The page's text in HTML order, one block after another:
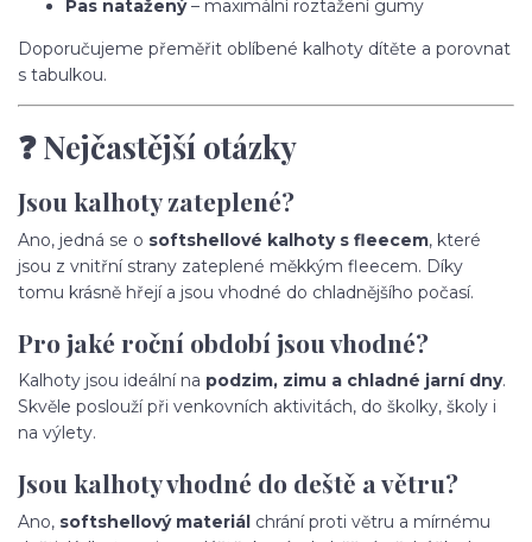
Pas natažený– maximální roztažení gumy
Doporučujeme přeměřit oblíbené kalhoty dítěte a porovnat
s tabulkou.
❓ Nejčastější otázky
Jsou kalhoty zateplené?
Ano, jedná se o softshellové kalhoty s fleecem, které
jsou z vnitřní strany zateplené měkkým fleecem. Díky
tomu krásně hřejí a jsou vhodné do chladnějšího počasí.
Pro jaké roční období jsou vhodné?
Kalhoty jsou ideální na podzim, zimu a chladné jarní dny.
Skvěle poslouží při venkovních aktivitách, do školky, školy i
na výlety.
Jsou kalhoty vhodné do deště a větru?
Ano, softshellový materiál chrání proti větru a mírnému